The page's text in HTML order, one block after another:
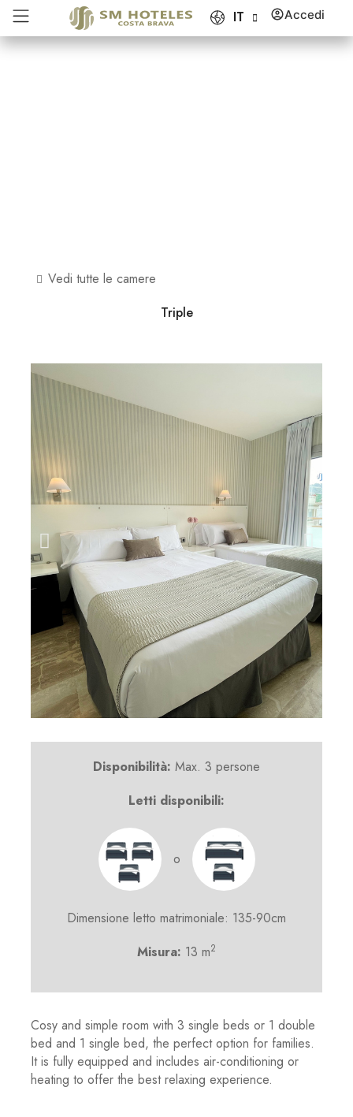
IT Accedi
Vedi tutte le camere
Triple
Disponibilità: Max. 3 persone
Letti disponibili:
o
Dimensione letto matrimoniale: 135-90cm
Misura: 13 m2
Cosy and simple room with 3 single beds or 1 double
bed and 1 single bed, the perfect option for families.
It is fully equipped and includes air-conditioning or
heating to offer the best relaxing experience.